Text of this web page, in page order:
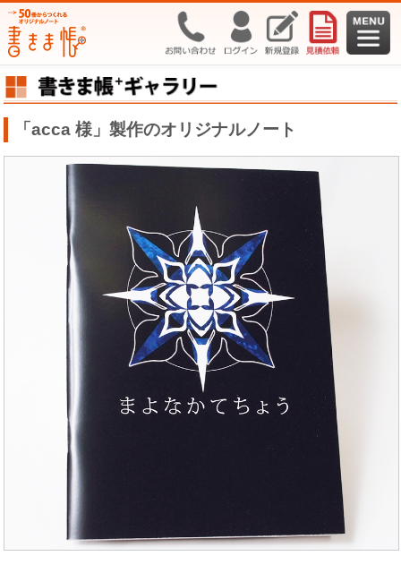
「acca 様」製作のオリジナルノート